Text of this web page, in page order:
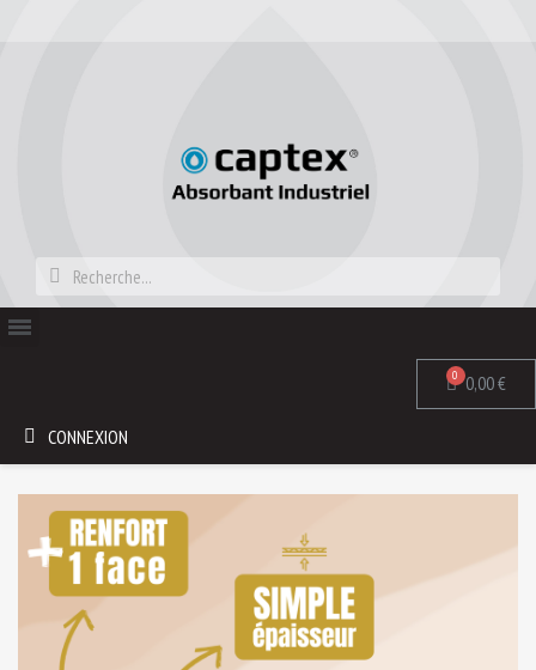
0,00 €
CONNEXION